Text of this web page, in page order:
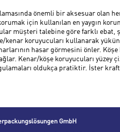
önemli bir aksesuar olan
için kullanılan en yaygın
müşteri talebine göre farklı
koruyucuları kullanarak
hasar görmesini önler.
Kenar/köşe koruyucuları yüzey
oldukça pratiktir. İster
GmbH